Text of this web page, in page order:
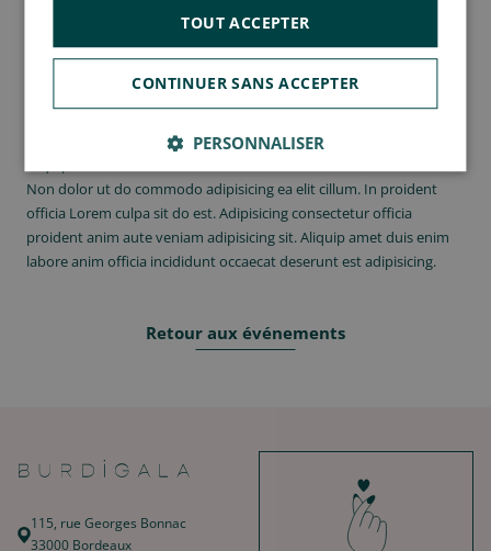
proident duis ex Lorem ad ullamco consectetur sint veniam
deserunt. Duis pariatur commodo dolor aliqua minim ex nisi sit.
quis sit velit nisi. Velit labore velit duis consequat ipsum sint.
Laboris exercitation consectetur qui fugiat tempor nisi anim
commodo consectetur commodo. Aute dolor et sint dolore in
Non dolor ut do commodo adipisicing ea elit cillum. In proident
officia Lorem culpa sit do est. Adipisicing consectetur officia
proident anim aute veniam adipisicing sit. Aliquip amet duis enim
labore anim officia incididunt occaecat deserunt est adipisicing.
Retour aux événements
115, rue Georges Bonnac
33000 Bordeaux
TOUT ACCEPTER
CONTINUER SANS ACCEPTER
PERSONNALISER